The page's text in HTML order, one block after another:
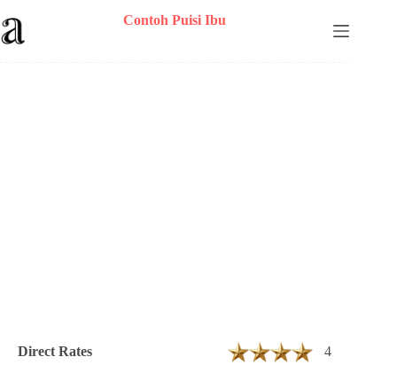
to
content
Contoh Puisi Ibu
Direct Rates 4